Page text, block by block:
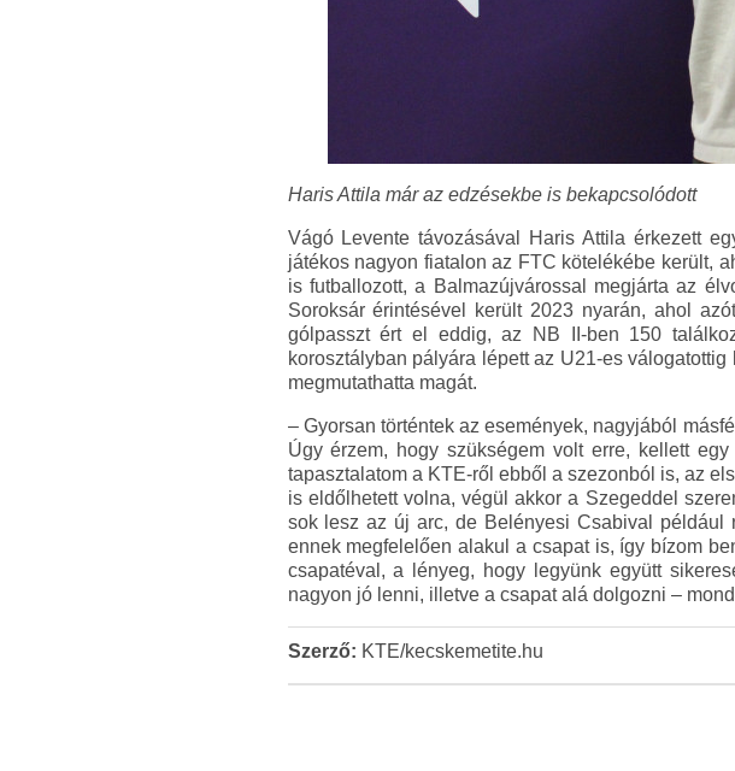
Haris Attila már az edzésekbe is bekapcsolódott
Vágó Levente távozásával Haris Attila érkezett
játékos nagyon fiatalon az FTC kötelékébe került,
is futballozott, a Balmazújvárossal megjárta az
Soroksár érintésével került 2023 nyarán, ahol
gólpasszt ért el eddig, az NB II-ben 150
korosztályban pályára lépett az U21-es
megmutathatta magát.
– Gyorsan történtek az események, nagyjából
Úgy érzem, hogy szükségem volt erre, kellett
tapasztalatom a KTE-ről ebből a szezonból is, az
is eldőlhetett volna, végül akkor a Szegeddel
sok lesz az új arc, de Belényesi Csabival például
ennek megfelelően alakul a csapat is, így bízom
csapatéval, a lényeg, hogy legyünk együtt
nagyon jó lenni, illetve a csapat alá dolgozni –
Szerző: KTE/kecskemetite.hu